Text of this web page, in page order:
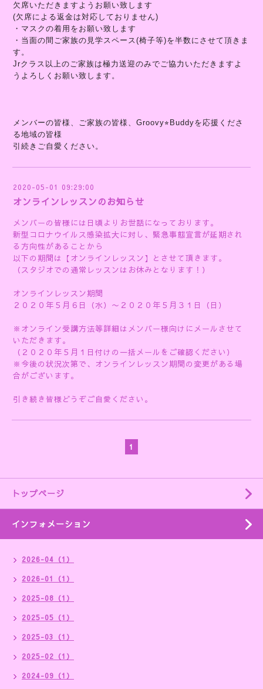
欠席いただきますようお願い致します
(欠席による返金は対応しておりません)
・マスクの着用をお願い致します
・当面の間ご家族の見学スペース(椅子等)を半数にさせて頂きま
す。
Jrクラス以上のご家族は極力送迎のみでご協力いただきますよ
うよろしくお願い致します。
メンバーの皆様、ご家族の皆様、Groovy⭐︎Buddyを応援くださ
る地域の皆様
引続きご自愛ください。
2020-05-01 09:29:00
オンラインレッスンのお知らせ
メンバーの皆様には日頃よりお世話になっております。
新型コロナウイルス感染拡大に対し、緊急事態宣言が延期され
る方向性があることから
以下の期間は【オンラインレッスン】とさせて頂きます。
（スタジオでの通常レッスンはお休みとなります！）
オンラインレッスン期間
２０２０年５月６日（水）〜２０２０年５月３１日（日）
※オンライン受講方法等詳細はメンバー様向けにメールさせて
いただきます。
（２０２０年５月１日付けの一括メールをご確認ください）
※今後の状況次第で、オンラインレッスン期間の変更がある場
合がございます。
引き続き皆様どうぞご自愛ください。
1
トップページ
インフォメーション
2026-04（1）
2026-01（1）
2025-08（1）
2025-05（1）
2025-03（1）
2025-02（1）
2024-09（1）